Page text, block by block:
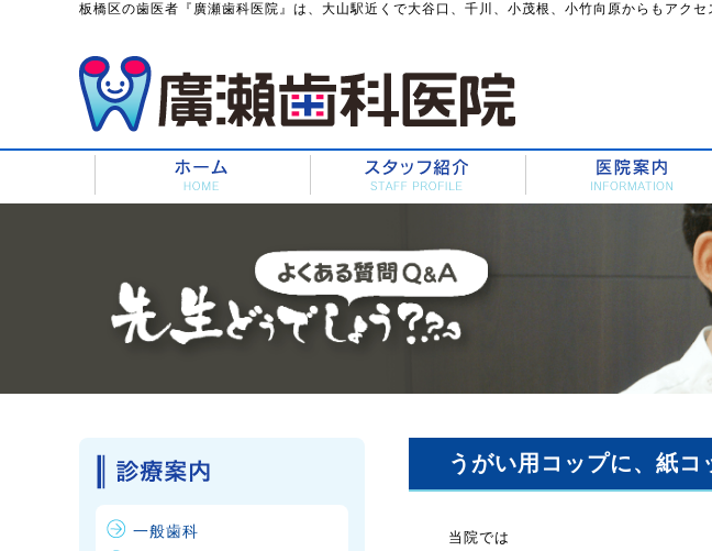
板橋区の歯医者『廣瀬歯科医院』は、大山駅近くで大谷口、千川、小茂根、小竹向原からもアクセ
うがい用コップに、紙コ
当院では
一般歯科